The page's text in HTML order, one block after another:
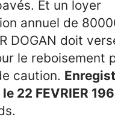
Et un loyer
annuel de
DOGAN doit
le reboisement
caution.
le 22 FEVRIER